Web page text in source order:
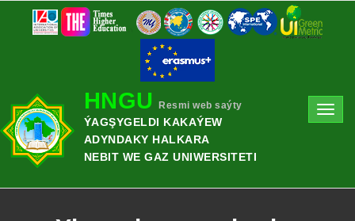
HNGU Resmi web saýty
ÝAGŞYGELDI KAKAÝEW
ADYNDAKY HALKARA
NEBIT WE GAZ UNIWERSITETI